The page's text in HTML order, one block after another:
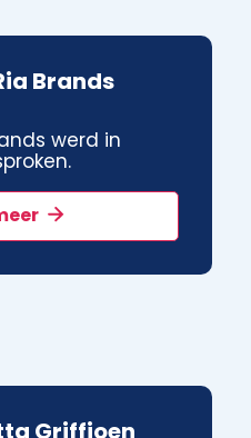
Brands
werd in
Griffioen